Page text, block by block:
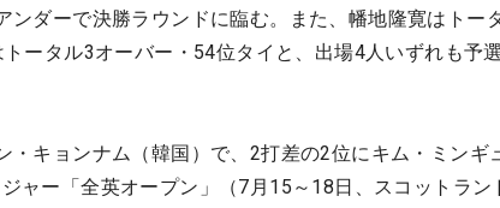
ンダーで決勝ラウンドに臨む。また、幡地隆寛はトー
ータル3オーバー・54位タイと、出場4人いずれも予
・キョンナム（韓国）で、2打差の2位にキム・ミンギ
ャー「全英オープン」（7月15～18日、スコットラン